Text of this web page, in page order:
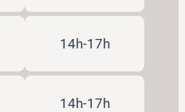
14h-17h
14h-17h